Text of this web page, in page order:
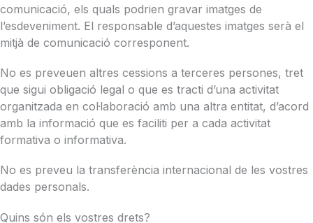
comunicació, els quals podrien gravar imatges de
l’esdeveniment. El responsable d’aquestes imatges serà el
mitjà de comunicació corresponent.
No es preveuen altres cessions a terceres persones, tret
que sigui obligació legal o que es tracti d’una activitat
organitzada en col·laboració amb una altra entitat, d’acord
amb la informació que es faciliti per a cada activitat
formativa o informativa.
No es preveu la transferència internacional de les vostres
dades personals.
Quins són els vostres drets?